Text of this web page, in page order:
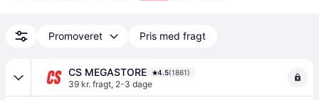
Promoveret Pris med fragt
CS MEGASTORE 4.5(1861)
39 kr. fragt, 2-3 dage